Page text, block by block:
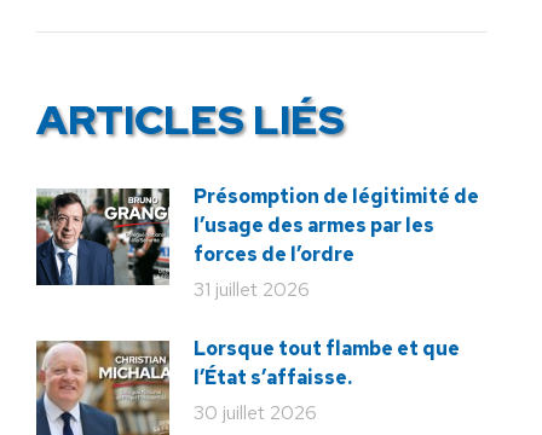
ARTICLES LIÉS
Présomption de légitimité de
l’usage des armes par les
forces de l’ordre
31 juillet 2026
Lorsque tout flambe et que
l’État s’affaisse.
30 juillet 2026